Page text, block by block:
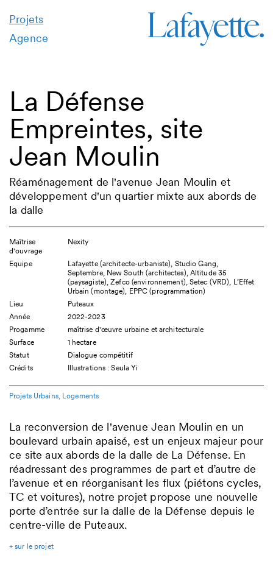
Projets
Agence
La Défense
Empreintes, site
Jean Moulin
Réaménagement de l'avenue Jean Moulin et
développement d'un quartier mixte aux abords de
la dalle
Maîtrise
d'ouvrage
Nexity
Equipe
Lafayette (architecte-urbaniste), Studio Gang,
Septembre, New South (architectes), Altitude 35
(paysagiste), Zefco (environnement), Setec (VRD), L’Effet
Urbain (montage), EPPC (programmation)
Lieu
Puteaux
Année
2022-2023
Progamme
maîtrise d'œuvre urbaine et architecturale
Surface
1 hectare
Statut
Dialogue compétitif
Crédits
Illustrations : Seula Yi
Projets Urbains Logements
La reconversion de l'avenue Jean Moulin en un
boulevard urbain apaisé, est un enjeux majeur pour
ce site aux abords de la dalle de La Défense. En
réadressant des programmes de part et d’autre de
l’avenue et en réorganisant les flux (piétons cycles,
TC et voitures), notre projet propose une nouvelle
porte d’entrée sur la dalle de la Défense depuis le
centre-ville de Puteaux.
+ sur le projet